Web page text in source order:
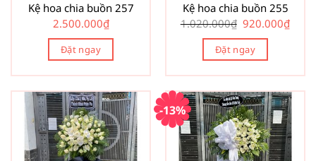
Kệ hoa chia buồn 257
2.500.000₫
Đặt ngay
Kệ hoa chia buồn 255
1.020.000₫ Giá
gốc
là:
1.020.000₫.
920.000₫Giá
hiện
Đặt ngay
-13%